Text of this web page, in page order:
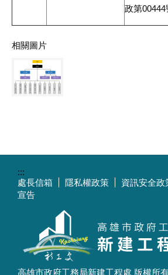
政第00444
相關圖片
:::
處長信箱
隱私權政策 資訊安全政
宣告
高雄市政府工務局新建工程處 版權所